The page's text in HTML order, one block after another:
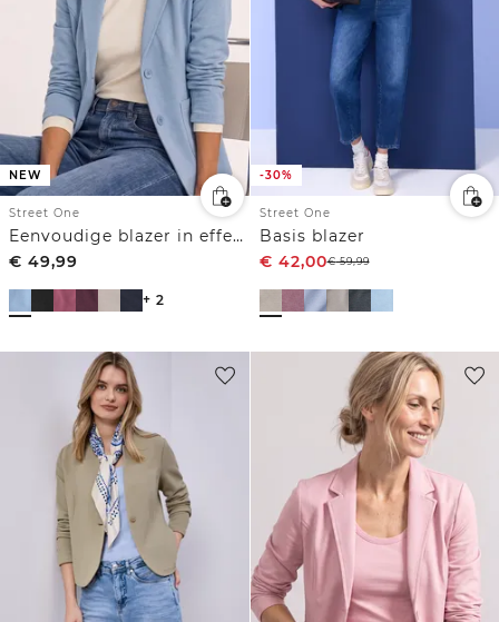
NEW
Street One
Eenvoudige blazer in effen kleur
€ 49,99
+ 2
-30%
Street One
Basis blazer
€ 42,00€59,99